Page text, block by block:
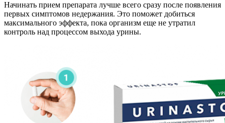
Начинать прием препарата лучше всего сразу после появления
первых симптомов недержания. Это поможет добиться
максимального эффекта, пока организм еще не утратил
контроль над процессом выхода урины.